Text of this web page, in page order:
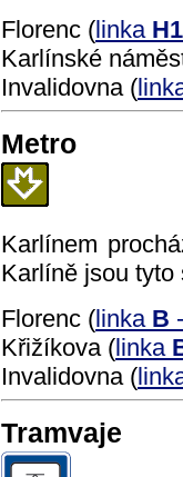
Florenc (linka H1
Karlínské
Invalidovna (
Metro
Karlínem
Karlíně jsou tyto
Florenc (linka B
Křižíkova (linka
Invalidovna (
Tramvaje